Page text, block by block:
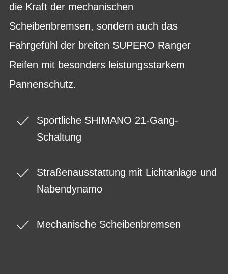
die Kraft der mechanischen
Scheibenbremsen, sondern auch das
Fahrgefühl der breiten SUPERO Ranger
Reifen mit besonders leistungsstarkem
Pannenschutz.
Sportliche SHIMANO 21-Gang-
Schaltung
Straßenausstattung mit Lichtanlage und
Nabendynamo
Mechanische Scheibenbremsen